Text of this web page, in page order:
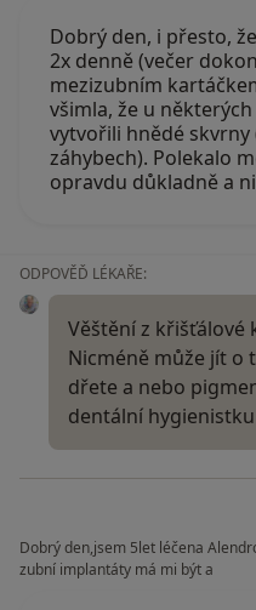
Dobrý den, i přesto,
2x denně (večer
mezizubním
všimla, že u
vytvořili hnědé skvrny
záhybech). Polekalo
opravdu důkladně a
ODPOVĚĎ LÉKAŘE:
Věštění z křišťálové
Nicméně může jít o
dřete a nebo
dentální
Dobrý den,jsem 5let léčena
zubní implantáty má mi být a